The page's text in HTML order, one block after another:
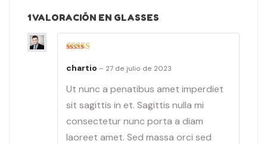
1 VALORACIÓN EN GLASSES
con5de 5
chartio – 27 de julio de 2023
Ut nunc a penatibus amet imperdiet
sit sagittis in et. Sagittis nulla mi
consectetur nunc porta a diam
laoreet amet. Sed massa orci sed